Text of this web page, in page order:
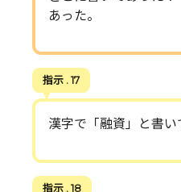
あった。
指示 . 17
漢字で「融資」と書い
指示 . 18